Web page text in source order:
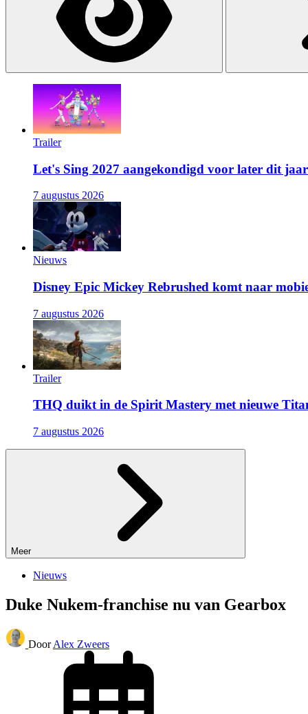
Trailer
Let's Sing 2027 aangekondigd voor later dit jaar
7 augustus 2026
Nieuws
Disney Epic Mickey Rebrushed komt naar
7 augustus 2026
Trailer
THQ duikt in de Spirit Mastery met nieuwe
7 augustus 2026
Meer
Nieuws
Duke Nukem-franchise nu van Gearbox
Door Alex Zweers